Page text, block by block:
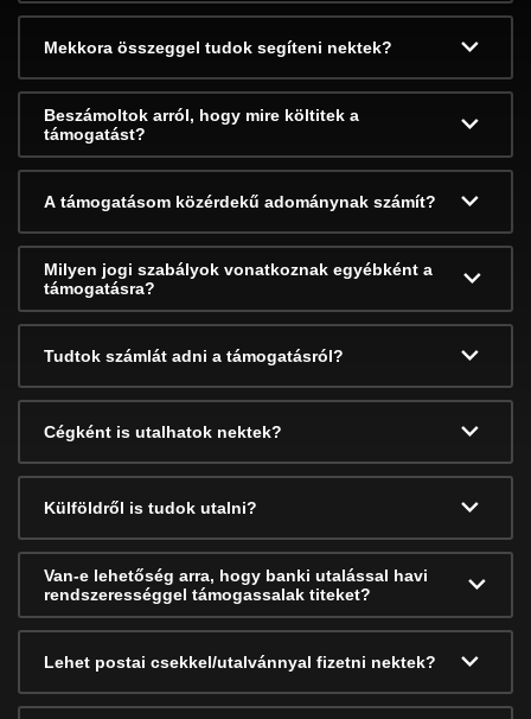
Mekkora összeggel tudok segíteni nektek?
Beszámoltok arról, hogy mire költitek a
támogatást?
A támogatásom közérdekű adománynak számít?
Milyen jogi szabályok vonatkoznak egyébként a
támogatásra?
Tudtok számlát adni a támogatásról?
Cégként is utalhatok nektek?
Külföldről is tudok utalni?
Van-e lehetőség arra, hogy banki utalással havi
rendszerességgel támogassalak titeket?
Lehet postai csekkel/utalvánnyal fizetni nektek?